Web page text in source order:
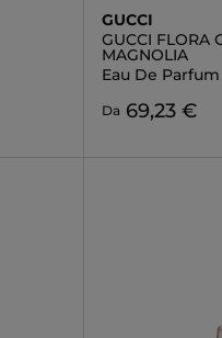
GUCCI
GUCCI FLORA
MAGNOLIA
Eau De Parfum
Da 69,23 €